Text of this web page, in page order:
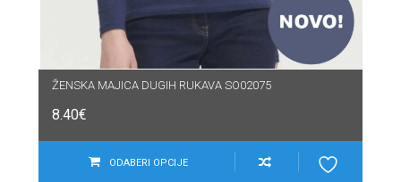
ŽENSKA MAJICA DUGIH RUKAVA SO02075
8.40€
ODABERI OPCIJE